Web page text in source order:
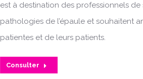
est à destination des professionnels de
pathologies de l’épaule et souhaitent
patientes et de leurs patients.
Consulter